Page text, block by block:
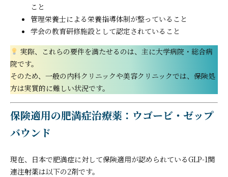
こと
管理栄養士による栄養指導体制が整っていること
学会の教育研修施設として認定されていること
実際、これらの要件を満たせるのは、主に大学病院・総合病
院です。
そのため、一般の内科クリニックや美容クリニックでは、保険処
方は実質的に難しい状況です。
保険適用の肥満症治療薬：ウゴービ・ゼップ
バウンド
現在、日本で肥満症に対して保険適用が認められているGLP-1関
連注射薬は以下の2剤です。